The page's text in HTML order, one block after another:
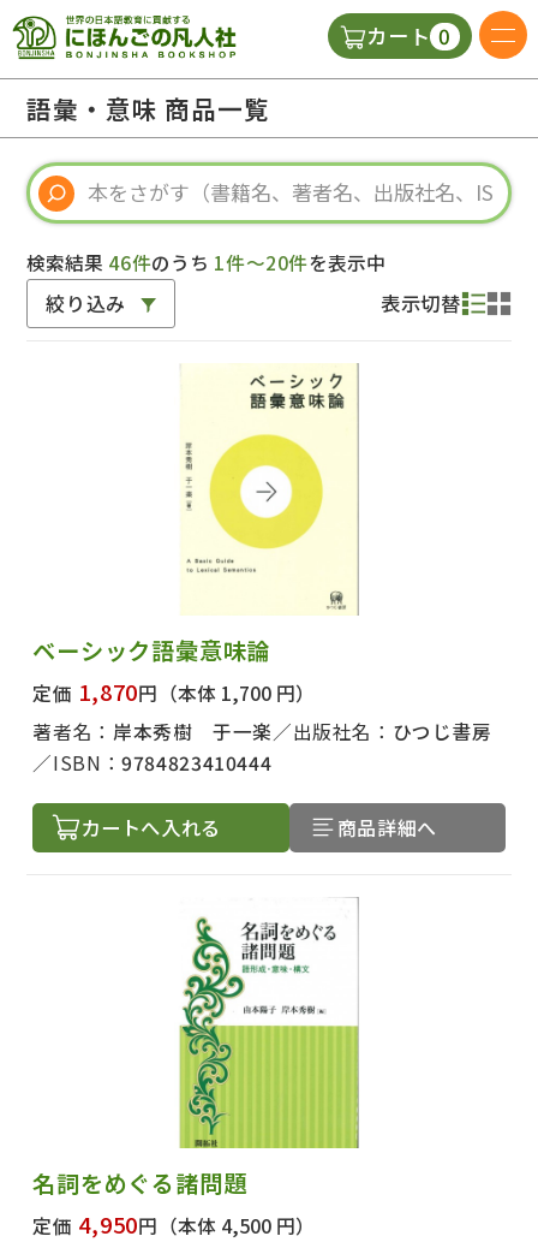
カート 0
視聴覚・補助教材
教師用参考書
語彙・意味 商品一覧
検索結果 46件のうち 1件～20件を表示中
絞り込み 表示切替
ベーシック語彙意味論
定価 1,870円 （本体 1,700 円）
著者名： 岸本秀樹 于一楽 出版社名： ひつじ書房
ISBN：9784823410444
カートへ入れる 商品詳細へ
名詞をめぐる諸問題
定価 4,950円 （本体 4,500 円）